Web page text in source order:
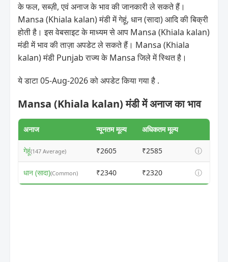
के फल, सब्ज़ी, एवं अनाज के भाव की जानकारी ले सकते हैं।
Mansa (Khiala kalan) मंडी में गेहूं, धान (सादा) आदि की बिक्री
होती है। इस वेबसाइट के माध्यम से आप Mansa (Khiala kalan)
मंडी में भाव की ताज़ा अपडेट ले सकते हैं। Mansa (Khiala
kalan) मंडी Punjab राज्य के Mansa जिले में स्थित है।
ये डाटा 05-Aug-2026 को अपडेट किया गया है .
Mansa (Khiala kalan) मंडी में अनाज का भाव
अनाज न्यूनतम मूल्य अधिकतम मूल्य
गेहूं(147 Average) ₹2605 ₹2585 ⓘ
धान (सादा)(Common) ₹2340 ₹2320 ⓘ